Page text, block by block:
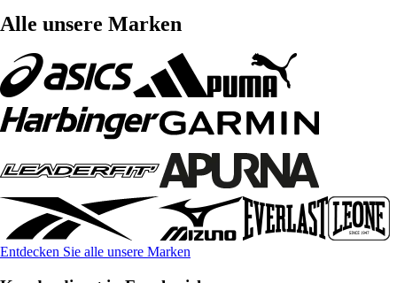
Alle unsere Marken
Entdecken Sie alle unsere Marken